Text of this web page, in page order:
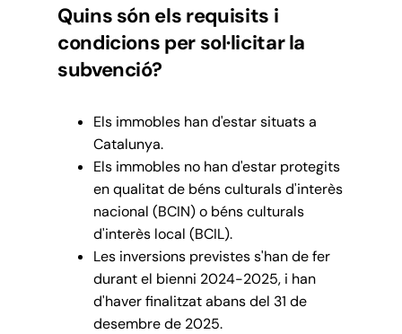
Quins són els requisits i
condicions per sol·licitar la
subvenció?
Els immobles han d'estar situats a
Catalunya.
Els immobles no han d'estar protegits
en qualitat de béns culturals d'interès
nacional (BCIN) o béns culturals
d'interès local (BCIL).
Les inversions previstes s'han de fer
durant el bienni 2024-2025, i han
d'haver finalitzat abans del 31 de
desembre de 2025.